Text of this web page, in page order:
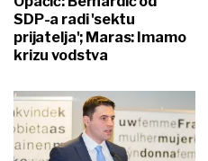
SDP-a radi 'sektu
prijatelja'; Maras: Imamo
krizu vodstva